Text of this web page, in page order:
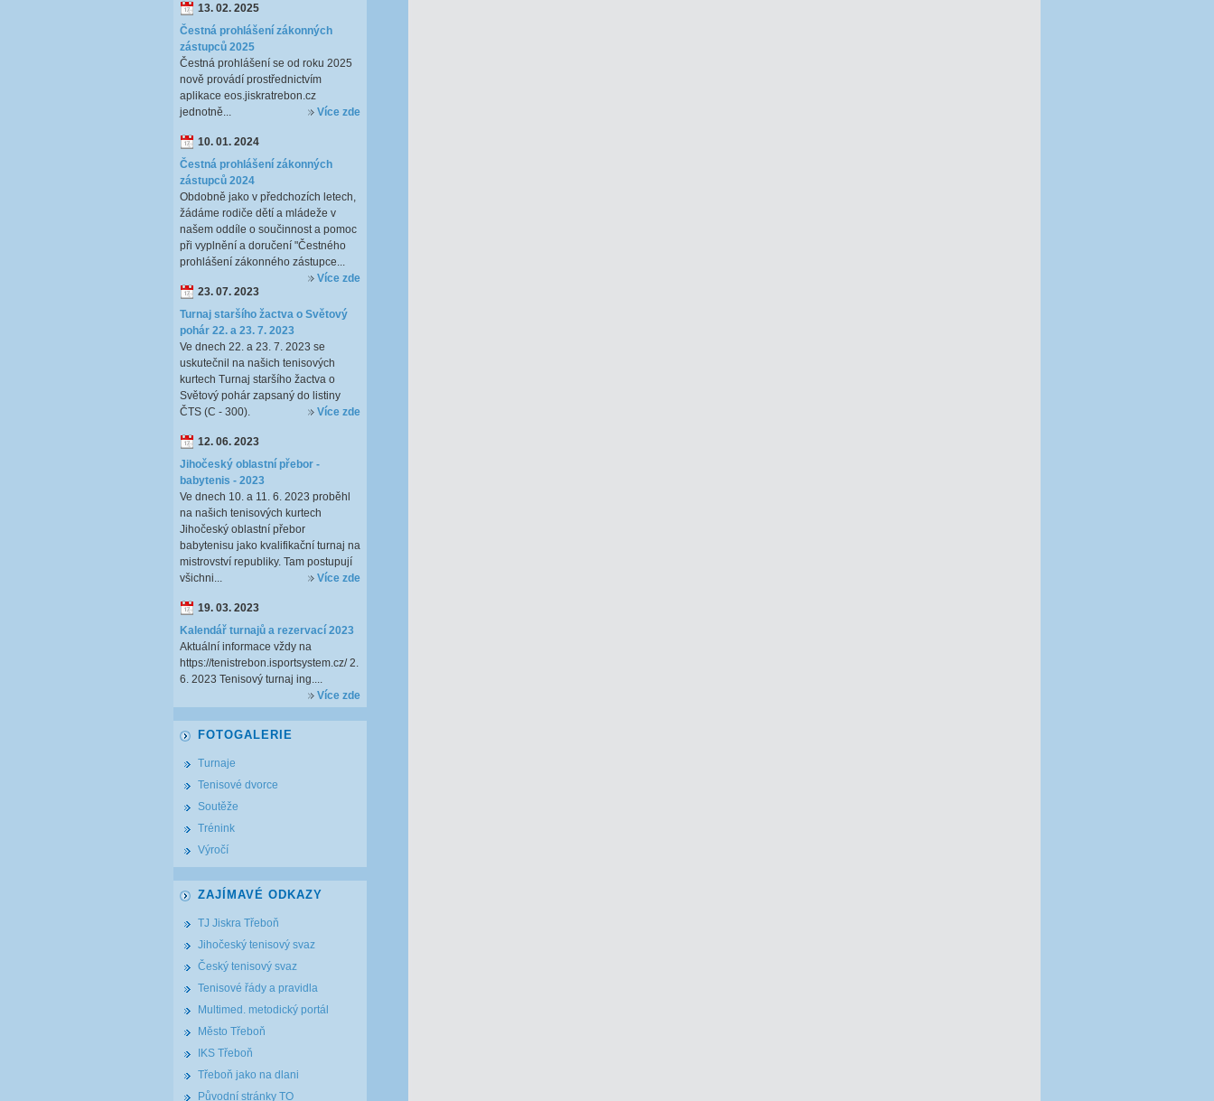
13. 02. 2025
Čestná prohlášení zákonných
zástupců 2025
Čestná prohlášení se od roku 2025
nově provádí prostřednictvím
aplikace eos.jiskratrebon.cz
jednotně...
Více zde
10. 01. 2024
Čestná prohlášení zákonných
zástupců 2024
Obdobně jako v předchozích letech,
žádáme rodiče dětí a mládeže v
našem oddíle o součinnost a pomoc
při vyplnění a doručení "Čestného
prohlášení zákonného zástupce...
Více zde
23. 07. 2023
Turnaj staršího žactva o Světový
pohár 22. a 23. 7. 2023
Ve dnech 22. a 23. 7. 2023 se
uskutečnil na našich tenisových
kurtech Turnaj staršího žactva o
Světový pohár zapsaný do listiny
ČTS (C - 300).
Více zde
12. 06. 2023
Jihočeský oblastní přebor -
babytenis - 2023
Ve dnech 10. a 11. 6. 2023 proběhl
na našich tenisových kurtech
Jihočeský oblastní přebor
babytenisu jako kvalifikační turnaj na
mistrovství republiky. Tam postupují
všichni...
Více zde
19. 03. 2023
Kalendář turnajů a rezervací 2023
Aktuální informace vždy na
https://tenistrebon.isportsystem.cz/ 2.
6. 2023 Tenisový turnaj ing....
Více zde
FOTOGALERIE
Turnaje
Tenisové dvorce
Soutěže
Trénink
Výročí
ZAJÍMAVÉ ODKAZY
TJ Jiskra Třeboň
Jihočeský tenisový svaz
Český tenisový svaz
Tenisové řády a pravidla
Multimed. metodický portál
Město Třeboň
IKS Třeboň
Třeboň jako na dlani
Původní stránky TO